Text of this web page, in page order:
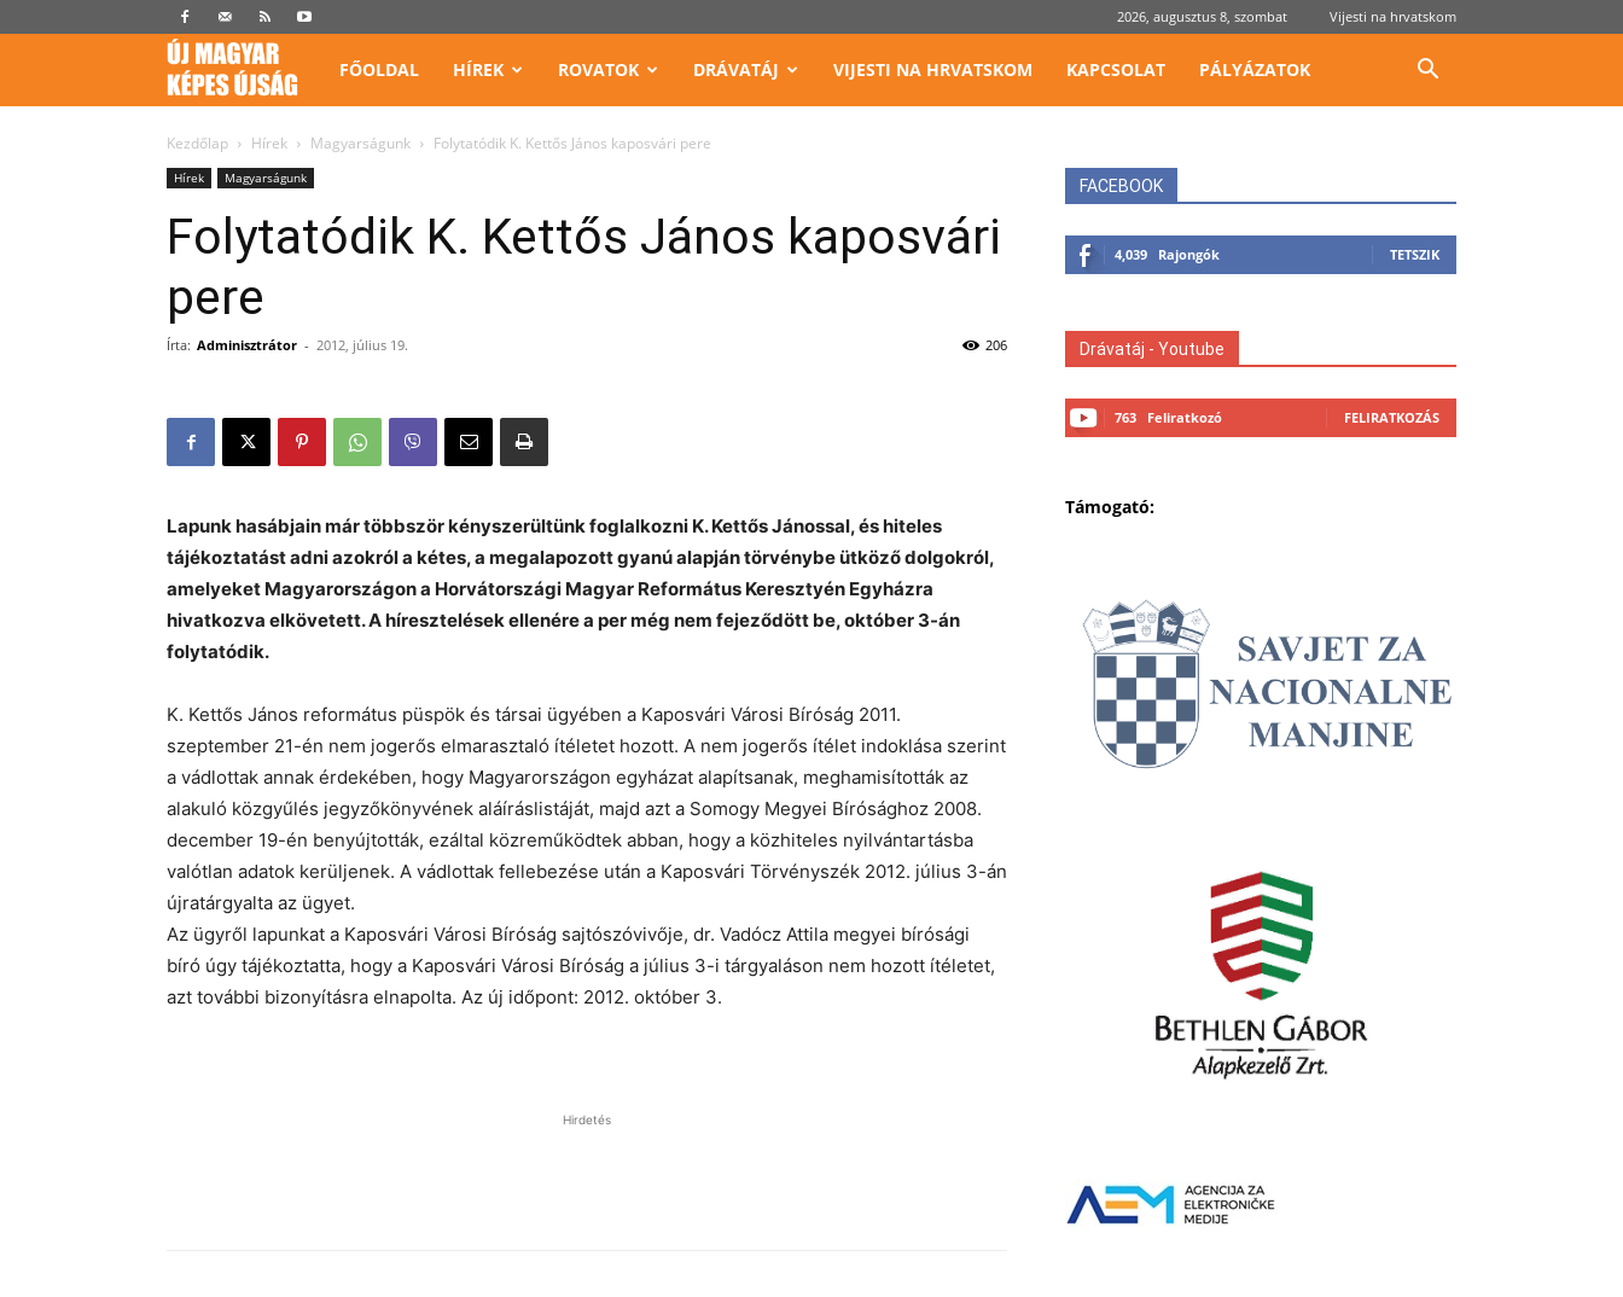
2026, augusztus 8, szombat Vijesti na hrvatskom
Képes
Újság
FŐOLDAL HÍREK ROVATOK DRÁVATÁJ VIJESTI NA HRVATSKOM KAPCSOLAT PÁLYÁZATOK
Kezdőlap Hírek Magyarságunk Folytatódik K. Kettős János kaposvári pere
Hírek Magyarságunk
Folytatódik K. Kettős János kaposvári
pere
Írta: Adminisztrátor - 2012, július 19. 206
Lapunk hasábjain már többször kényszerültünk foglalkozni K. Kettős Jánossal, és hiteles
tájékoztatást adni azokról a kétes, a megalapozott gyanú alapján törvénybe ütköző dolgokról,
amelyeket Magyarországon a Horvátországi Magyar Református Keresztyén Egyházra
hivatkozva elkövetett. A híresztelések ellenére a per még nem fejeződött be, október 3-án
folytatódik.
K. Kettős János református püspök és társai ügyében a Kaposvári Városi Bíróság 2011.
szeptember 21-én nem jogerős elmarasztaló ítéletet hozott. A nem jogerős ítélet indoklása szerint
a vádlottak annak érdekében, hogy Magyarországon egyházat alapítsanak, meghamisították az
alakuló közgyűlés jegyzőkönyvének aláíráslistáját, majd azt a Somogy Megyei Bírósághoz 2008.
december 19-én benyújtották, ezáltal közreműködtek abban, hogy a közhiteles nyilvántartásba
valótlan adatok kerüljenek. A vádlottak fellebezése után a Kaposvári Törvényszék 2012. július 3-án
újratárgyalta az ügyet.
Az ügyről lapunkat a Kaposvári Városi Bíróság sajtószóvivője, dr. Vadócz Attila megyei bírósági
bíró úgy tájékoztatta, hogy a Kaposvári Városi Bíróság a július 3-i tárgyaláson nem hozott ítéletet,
azt további bizonyításra elnapolta. Az új időpont: 2012. október 3.
Hirdetés
FACEBOOK
4,039 Rajongók TETSZIK
Drávatáj - Youtube
763 Feliratkozó FELIRATKOZÁS
Támogató: